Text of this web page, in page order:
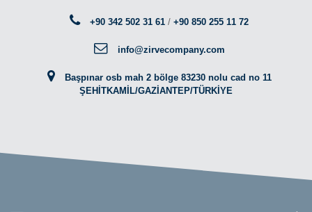
+90 342 502 31 61 /+90 850 255 11 72
info@zirvecompany.com
Başpınar osb mah 2 bölge 83230 nolu cad no 11
ŞEHİTKAMİL/GAZİANTEP/TÜRKİYE